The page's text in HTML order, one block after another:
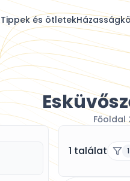
Tippek és ötletek
Főoldal
1 találat 1